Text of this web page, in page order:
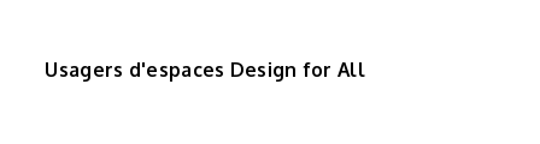
Usagers d'espaces Design for All